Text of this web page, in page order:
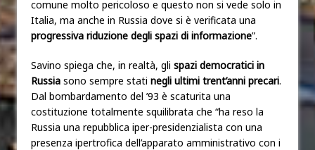
comune molto pericoloso e questo non si vede solo in
Italia, ma anche in Russia dove si è verificata una
progressiva riduzione degli spazi di informazione”.
Savino spiega che, in realtà, gli spazi democratici in
Russia sono sempre stati negli ultimi trent’anni precari.
Dal bombardamento del ’93 è scaturita una
costituzione totalmente squilibrata che “ha reso la
Russia una repubblica iper-presidenzialista con una
presenza ipertrofica dell’apparato amministrativo con i